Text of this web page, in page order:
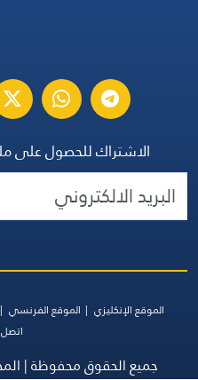
الاشتراك للحصول
الموقع الإنكليزي الموقع الفرنسي
اتصل
جميع الحقوق محفوظة |